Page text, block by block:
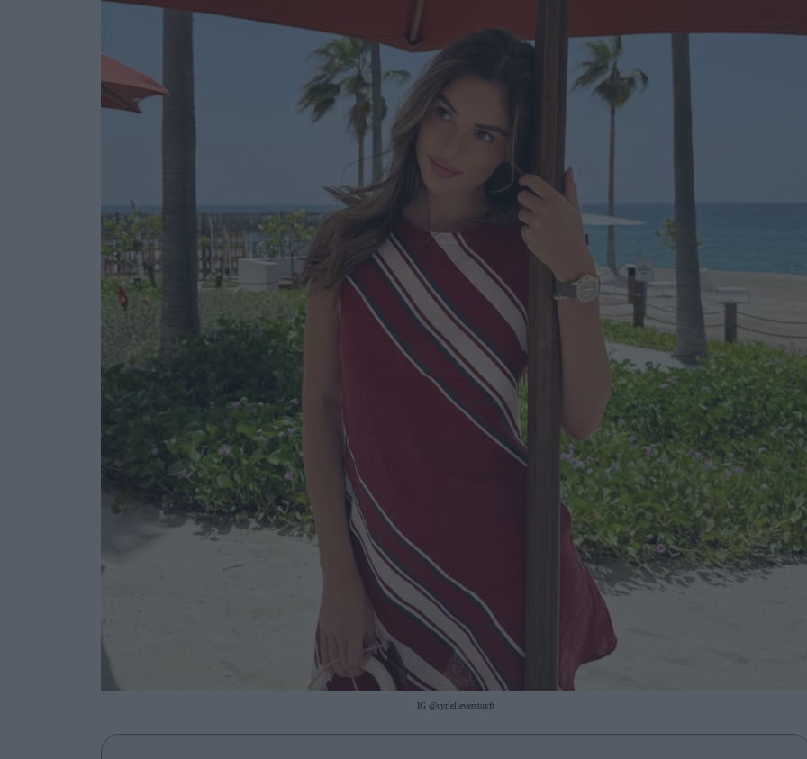
Αφιερώματα ΒΟΞ Χωρίς Ταμπέλες
Hautes Grecians Γάμος
IG @cyrielleverstuyft